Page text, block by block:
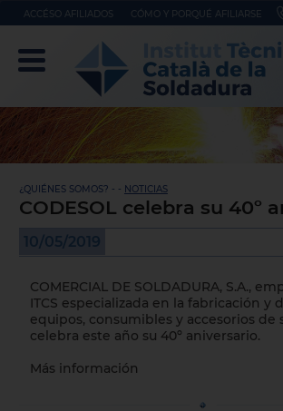
ACCÉSO AFILIADOS CÓMO Y PORQUÉ AFILIARSE
¿QUIÉNES SOMOS? - - NOTICIAS
CODESOL celebra su 40º
10/05/2019
COMERCIAL DE SOLDADURA, S.A.,
ITCS especializada en la fabricación y
equipos, consumibles y accesorios de
celebra este año su 40º aniversario.
Más información